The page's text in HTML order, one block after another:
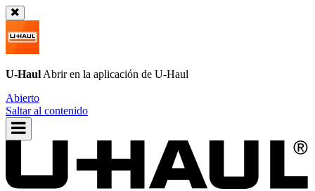
U-Haul Abrir en la aplicación de U-Haul
Abierto
Saltar al contenido